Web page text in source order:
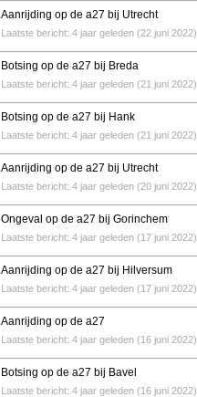
Aanrijding op de a27 bij Utrecht
Laatste bericht: 4 jaar geleden (22 juni 2022)
Botsing op de a27 bij Breda
Laatste bericht: 4 jaar geleden (21 juni 2022)
Botsing op de a27 bij Hank
Laatste bericht: 4 jaar geleden (21 juni 2022)
Aanrijding op de a27 bij Utrecht
Laatste bericht: 4 jaar geleden (20 juni 2022)
Ongeval op de a27 bij Gorinchem
Laatste bericht: 4 jaar geleden (17 juni 2022)
Aanrijding op de a27 bij Hilversum
Laatste bericht: 4 jaar geleden (17 juni 2022)
Aanrijding op de a27
Laatste bericht: 4 jaar geleden (16 juni 2022)
Botsing op de a27 bij Bavel
Laatste bericht: 4 jaar geleden (16 juni 2022)